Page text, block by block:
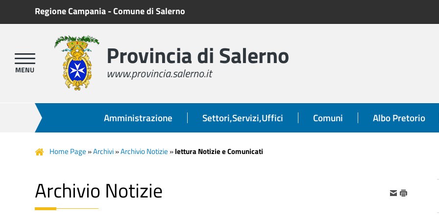
Regione Campania-Comune di Salerno
Provincia di Salerno
www.provincia.salerno.it
Amministrazione Settori,Servizi,Uffici Comuni Albo Pretorio
Home Page »Archivi»Archivio Notizie »lettura Notizie e Comunicati
Archivio Notizie